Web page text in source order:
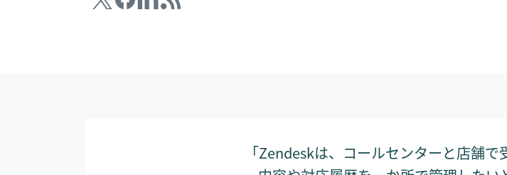
「Zendeskは、コールセンターと店舗